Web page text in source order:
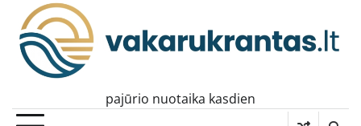
content
pajūrio nuotaika kasdien